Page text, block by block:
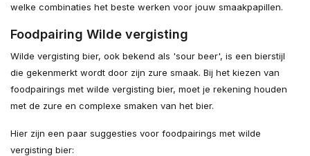
welke combinaties het beste werken voor jouw smaakpapillen.
Foodpairing Wilde vergisting
Wilde vergisting bier, ook bekend als 'sour beer', is een bierstijl
die gekenmerkt wordt door zijn zure smaak. Bij het kiezen van
foodpairings met wilde vergisting bier, moet je rekening houden
met de zure en complexe smaken van het bier.
Hier zijn een paar suggesties voor foodpairings met wilde
vergisting bier: